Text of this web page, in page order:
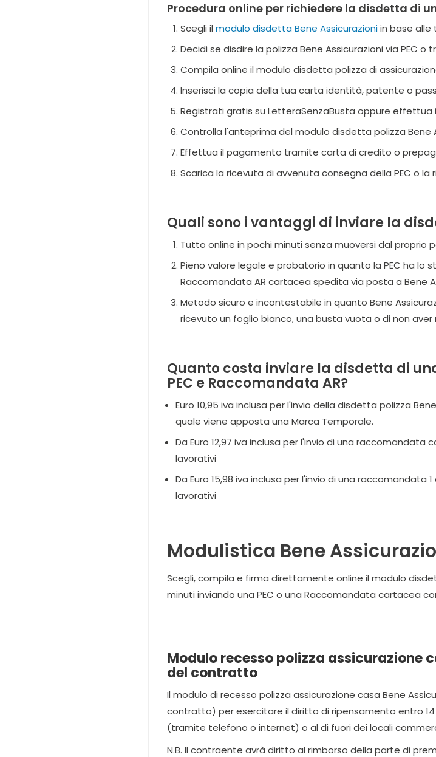
Procedura online per richiedere la disdetta di
Scegli il modulo disdetta Bene Assicurazioniin base alle
Decidi se disdire la polizza Bene Assicurazioni via PEC
Compila online il modulo disdetta polizza di
Inserisci la copia della tua carta identità, patente o
Registrati gratis su LetteraSenzaBusta oppure effettua
Controlla l'anteprima del modulo disdetta polizza Bene
Effettua il pagamento tramite carta di credito o
Scarica la ricevuta di avvenuta consegna della PEC o
Quali sono i vantaggi di inviare la
Tutto online in pochi minuti senza muoversi dal
Pieno valore legale e probatorio in quanto la PEC ha
Raccomandata AR cartacea spedita via posta a Bene
Metodo sicuro e incontestabile in quanto Bene
ricevuto un foglio bianco, una busta vuota o di non aver
Quanto costa inviare la disdetta di
PEC e Raccomandata AR?
Euro 10,95 iva inclusa per l'invio della disdetta polizza
quale viene apposta una Marca Temporale.
Da Euro 12,97 iva inclusa per l'invio di una
lavorativi
Da Euro 15,98 iva inclusa per l'invio di una
lavorativi
Modulistica Bene
Scegli, compila e firma direttamente online il modulo
minuti inviando una PEC o una Raccomandata cartacea
Modulo recesso polizza assicurazione
del contratto
Il modulo di recesso polizza assicurazione casa Bene
contratto) per esercitare il diritto di ripensamento entro
(tramite telefono o internet) o al di fuori dei locali
N.B. Il contraente avrà diritto al rimborso della parte di